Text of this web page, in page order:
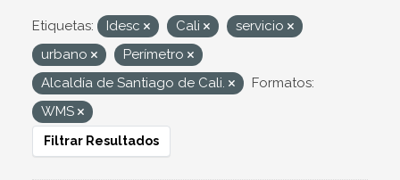
Etiquetas: Idesc Cali
servicio
urbano
Perímetro
Alcaldía de Santiago de Cali.
Formatos:
WMS
Filtrar Resultados